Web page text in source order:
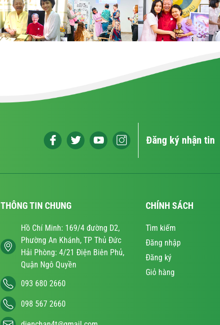
Đăng ký nhận tin
THÔNG TIN CHUNG
Hồ Chí Minh: 169/4 đường D2,
Phường An Khánh, TP Thủ Đức
Hải Phòng: 4/21 Điện Biên Phủ,
Quận Ngô Quyền
093 680 2660
098 567 2660
CHÍNH SÁCH
Tìm kiếm
Đăng nhập
Đăng ký
Giỏ hàng